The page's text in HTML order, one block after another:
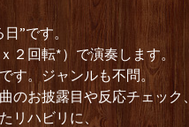
”です。
２回転*）で演奏します。
す。ジャンルも不問。
のお披露目や反応チェック、
リハビリに、